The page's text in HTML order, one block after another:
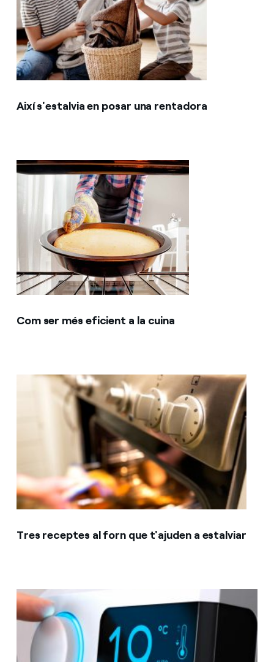
Així s'estalvia en posar una rentadora
Com ser més eficient a la cuina
Tres receptes al forn que t'ajuden a estalviar